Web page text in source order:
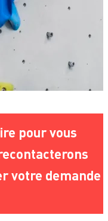
pour vous
votre demande